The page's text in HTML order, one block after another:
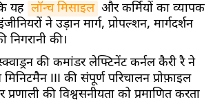
यह लॉन्च मिसाइल और कर्मियों का व्यापक
ने उड़ान मार्ग, प्रोपल्शन, मार्गदर्शन
निगरानी की।
की कमांडर लेफ्टिनेंट कर्नल कैरी रै ने
III की संपूर्ण परिचालन प्रोफ़ाइल
की विश्वसनीयता को प्रमाणित करता